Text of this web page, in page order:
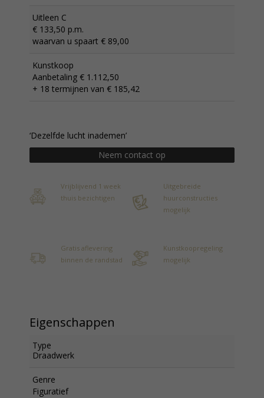
Uitleen C
€ 133,50 p.m.
waarvan u spaart € 89,00
Kunstkoop
Aanbetaling € 1.112,50
+ 18 termijnen van € 185,42
‘Dezelfde lucht inademen’
Neem contact op
Vrijblijvend 1 week
thuis bezichtigen
Uitgebreide
huurconstructies
mogelijk
Gratis aflevering
binnen de randstad
Kunstkoopregeling
mogelijk
Eigenschappen
Type
Draadwerk
Genre
Figuratief